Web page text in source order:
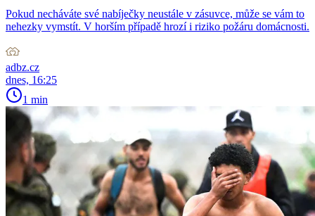
Pokud necháváte své nabíječky neustále v zásuvce, může se vám to
nehezky vymstít. V horším případě hrozí i riziko požáru domácnosti.
adbz.cz
dnes, 16:25
1 min